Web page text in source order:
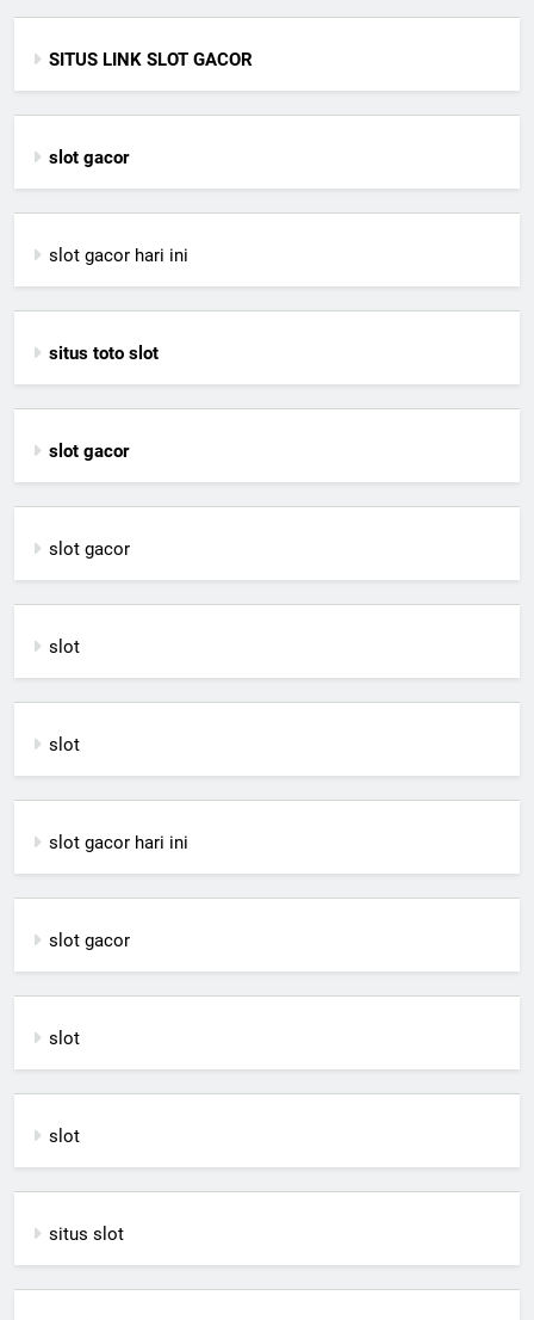
SITUS LINK SLOT GACOR
slot gacor
slot gacor hari ini
situs toto slot
slot gacor
slot gacor
slot
slot
slot gacor hari ini
slot gacor
slot
slot
situs slot